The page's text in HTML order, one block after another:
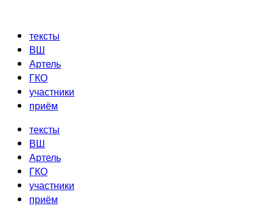
содержимому
тексты
ВШ
Артель
ГКО
участники
приём
тексты
ВШ
Артель
ГКО
участники
приём